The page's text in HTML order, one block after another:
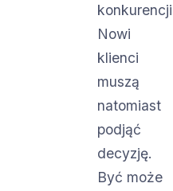
Nowi
klienci
muszą
natomiast
podjąć
decyzję.
Być może